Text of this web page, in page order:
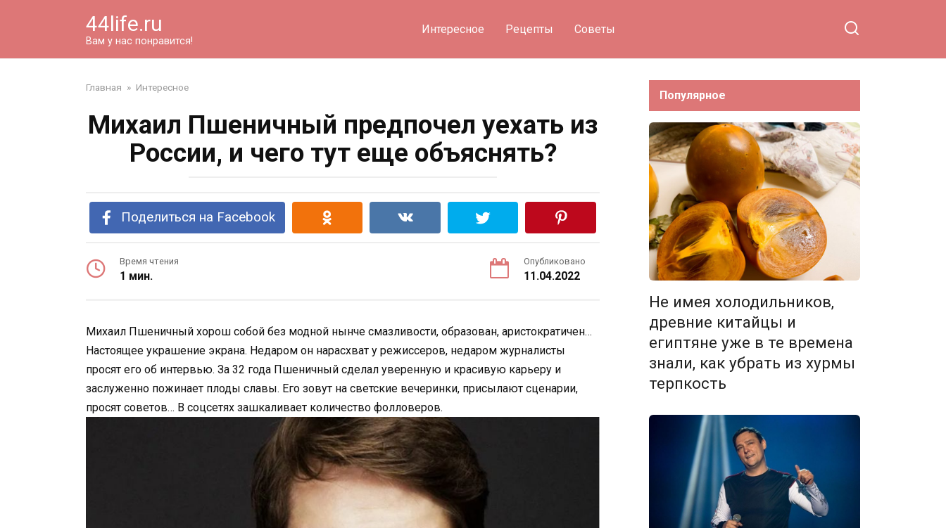
44life.ru
Вам у нас понравится!
Интересное Рецепты Советы
Главная » Интересное
Михаил Пшеничный предпочел уехать из
России, и чего тут еще объяснять?
Поделиться на Facebook
Время чтения
1 мин.
Опубликовано
11.04.2022
Михаил Пшеничный хорош собой без модной нынче смазливости, образован, аристократичен…
Настоящее украшение экрана. Недаром он нарасхват у режиссеров, недаром журналисты
просят его об интервью. За 32 года Пшеничный сделал уверенную и красивую карьеру и
заслуженно пожинает плоды славы. Его зовут на светские вечеринки, присылают сценарии,
просят советов… В соцсетях зашкаливает количество фолловеров.
Популярное
Не имея холодильников,
древние китайцы и
египтяне уже в те времена
знали, как убрать из хурмы
терпкость